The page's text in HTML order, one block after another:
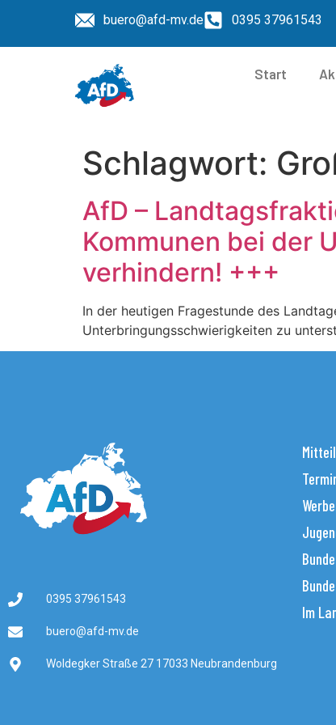
buero@afd-mv.de 0395 37961543
Start
Schlagwort:
AfD –
Kommunen bei der
verhindern! +++
In der heutigen Fragestunde des
Unterbringungsschwierigkeiten zu
0395 37961543
buero@afd-mv.de
Woldegker Straße 27 17033 Neubrandenburg
Im